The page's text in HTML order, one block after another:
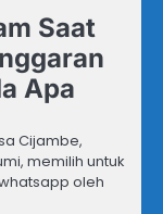
Saat
Apa
Cijambe,
memilih untuk
oleh